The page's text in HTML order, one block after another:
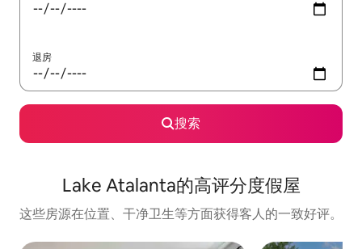
退房
搜索
Lake Atalanta的高评分度假屋
这些房源在位置、干净卫生等方面获得客人的一致好评。